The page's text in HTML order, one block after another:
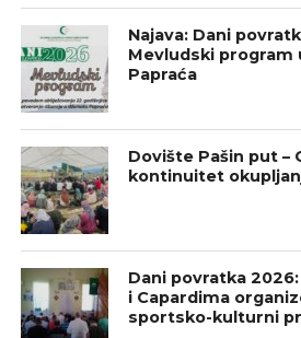
Najava: Dani
Mevludski program
Papraća
Dovište Pašin put –
kontinuitet
Dani povratka
i Capardima
sportsko-kulturni